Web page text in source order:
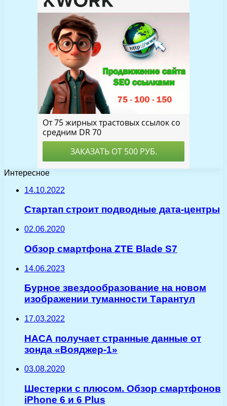
Интересное
14.10.2022
Стартап строит подводные дата-центры
02.06.2020
Обзор смартфона ZTE Blade S7
14.06.2023
Бурное звездообразование на новом
изображении туманности Тарантул
17.03.2022
НАСА получает странные данные от
зонда «Вояджер-1»
03.08.2020
Шестерки с плюсом. Обзор смартфонов
iPhone 6 и 6 Plus